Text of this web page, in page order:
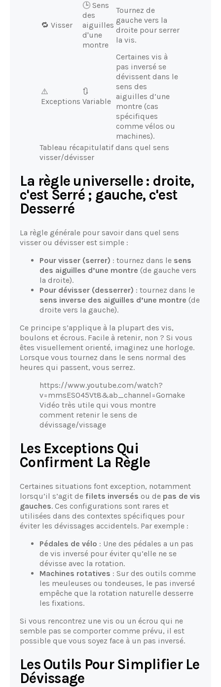
🔁 Visser
🕒 Sens
des
aiguilles
d'une
montre
Tournez de
gauche vers la
droite pour serrer
la vis.
⚠️
Exceptions
🔃
Variable
Certaines vis à
pas inversé se
dévissent dans le
sens des
aiguilles d’une
montre (cas
spécifiques
comme vélos ou
machines).
Tableau récapitulatif dans quel sens
visser/dévisser
La règle universelle : droite,
c'est Serré ; gauche, c'est
Desserré
La règle générale pour savoir dans quel sens
visser ou dévisser est simple :
Pour visser (serrer) : tournez dans le sens
des aiguilles d’une montre (de gauche vers
la droite).
Pour dévisser (desserrer) : tournez dans le
sens inverse des aiguilles d’une montre (de
droite vers la gauche).
Ce principe s’applique à la plupart des vis,
boulons et écrous. Facile à retenir, non ? Si vous
êtes visuellement orienté, imaginez une horloge.
Lorsque vous tournez dans le sens normal des
heures qui passent, vous serrez.
https://www.youtube.com/watch?
v=mmsESO45Vt8&ab_channel=Gomake
Vidéo très utile qui vous montre
comment retenir le sens de
dévissage/vissage
Les Exceptions Qui
Confirment La Règle
Certaines situations font exception, notamment
lorsqu’il s’agit de filets inversés ou de pas de vis
gauches. Ces configurations sont rares et
utilisées dans des contextes spécifiques pour
éviter les dévissages accidentels. Par exemple :
Pédales de vélo : Une des pédales a un pas
de vis inversé pour éviter qu’elle ne se
dévisse avec la rotation.
Machines rotatives : Sur des outils comme
les meuleuses ou tondeuses, le pas inversé
empêche que la rotation naturelle desserre
les fixations.
Si vous rencontrez une vis ou un écrou qui ne
semble pas se comporter comme prévu, il est
possible que vous soyez face à un pas inversé.
Les Outils Pour Simplifier Le
Dévissage